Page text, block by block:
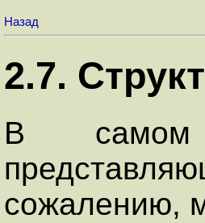
Назад
2.7.
В самом
сожалению,